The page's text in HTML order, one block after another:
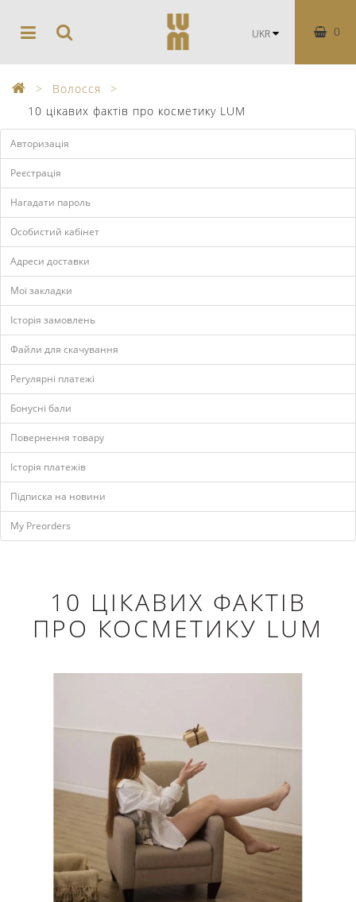
0
UKR
Волосся
10 цікавих фактів про косметику LUM
Авторизація
Реєстрація
Нагадати пароль
Особистий кабінет
Адреси доставки
Мої закладки
Історія замовлень
Файли для скачування
Регулярні платежі
Бонусні бали
Повернення товару
Історія платежів
Підписка на новини
My Preorders
10 ЦІКАВИХ ФАКТІВ
ПРО КОСМЕТИКУ LUM